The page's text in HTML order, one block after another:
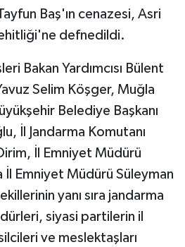
Baş'ın cenazesi, Asri
defnedildi.
Bakan Yardımcısı Bülent
Selim Köşger, Muğla
Belediye Başkanı
İl Jandarma Komutanı
İl Emniyet Müdürü
İl Emniyet Müdürü Süleyman
yanı sıra jandarma
siyasi partilerin il
ve meslektaşları